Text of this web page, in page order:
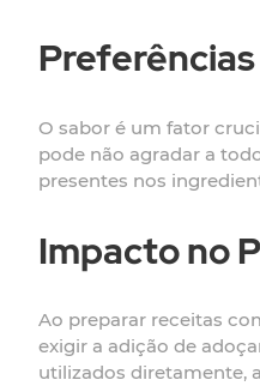
O sabor é um fator
pode não agradar a
presentes nos
Impacto no
Ao preparar receitas
exigir a adição de
utilizados diretamente,